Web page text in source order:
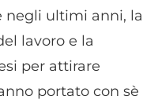
negli ultimi anni, la
lavoro e la
per attirare
portato con sè